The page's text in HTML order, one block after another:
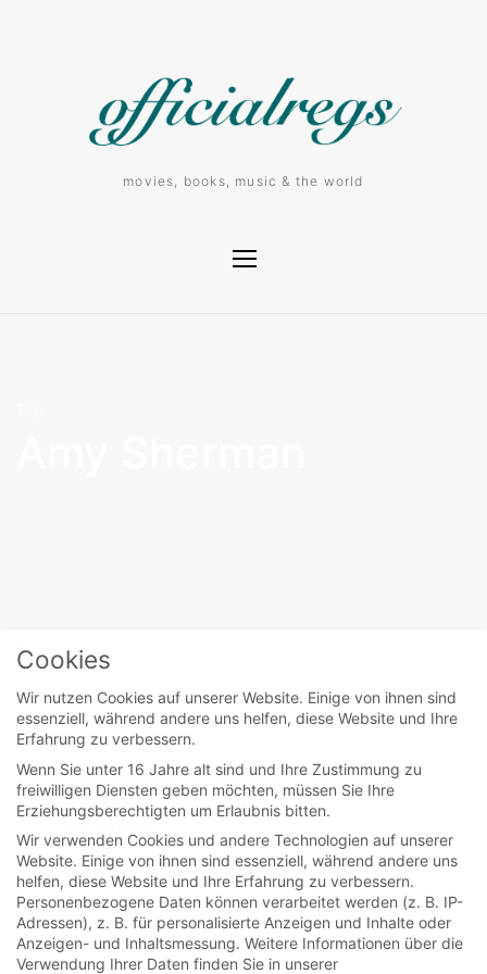
movies, books, music & the world
movies
Gilmore Girls (TV-
Serie)
Lorelai Gilmore ist mit 16 Jahren von zu Hause
ausgerissen, weil sie schwanger war. Seitdem
lebt sie mit...
Cookies
Wir nutzen Cookies auf unserer Website. Einige von ihnen sind
essenziell, während andere uns helfen, diese Website und Ihre
Erfahrung zu verbessern.
Wenn Sie unter 16 Jahre alt sind und Ihre Zustimmung zu
freiwilligen Diensten geben möchten, müssen Sie Ihre
Erziehungsberechtigten um Erlaubnis bitten.
Wir verwenden Cookies und andere Technologien auf unserer
Website. Einige von ihnen sind essenziell, während andere uns
helfen, diese Website und Ihre Erfahrung zu verbessern.
Personenbezogene Daten können verarbeitet werden (z. B. IP-
Adressen), z. B. für personalisierte Anzeigen und Inhalte oder
Anzeigen- und Inhaltsmessung. Weitere Informationen über die
Verwendung Ihrer Daten finden Sie in unserer